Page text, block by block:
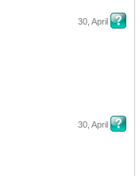
30, April
30, April